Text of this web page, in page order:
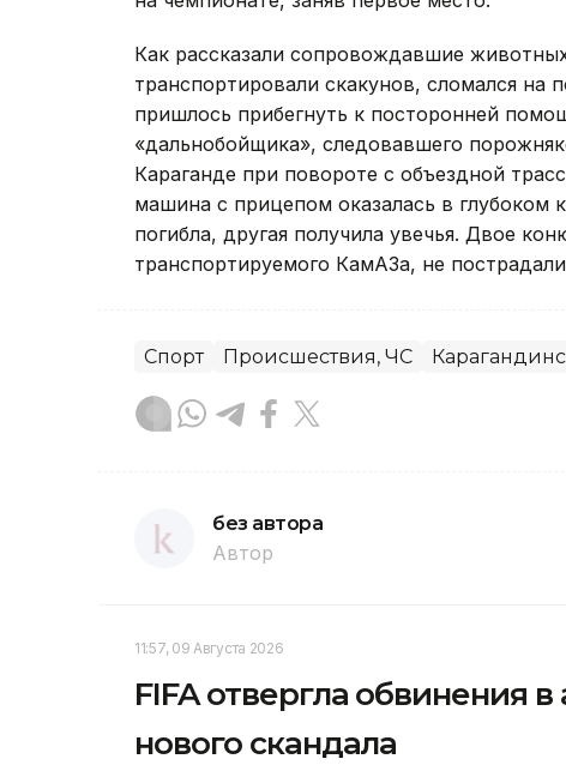
Как рассказали сопровождавшие
транспортировали скакунов, сломался на
пришлось прибегнуть к посторонней
«дальнобойщика», следовавшего
Караганде при повороте с объездной
машина с прицепом оказалась в глубоком
погибла, другая получила увечья. Двое
транспортируемого КамАЗа, не
Спорт Происшествия, ЧС
без автора
Автор
11:57, 09 Августа 2026
FIFA отвергла обвинения
нового скандала